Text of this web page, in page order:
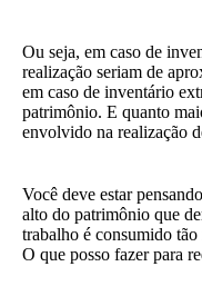
Ou seja, em caso de
realização seriam de
em caso de inventário
patrimônio. E quanto
envolvido na realização
Você deve estar
alto do patrimônio que
trabalho é consumido tão
O que posso fazer para